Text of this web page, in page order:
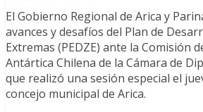
El Gobierno Regional de Arica y
avances y desafíos del Plan de
Extremas (PEDZE) ante la Comisión
Antártica Chilena de la Cámara de
que realizó una sesión especial el
concejo municipal de Arica.